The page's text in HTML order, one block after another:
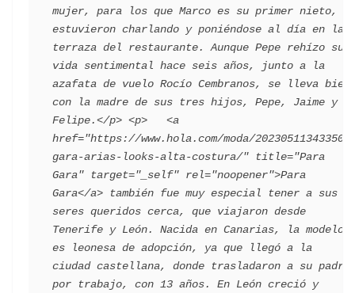
mujer, para los que Marco es su primer nieto,
estuvieron charlando y poniéndose al día en la
terraza del restaurante. Aunque Pepe rehízo su
vida sentimental hace seis años, junto a la
azafata de vuelo Rocío Cembranos, se lleva bien
con la madre de sus tres hijos, Pepe, Jaime y
Felipe.</p> <p>   <a
href="https://www.hola.com/moda/20230511343350/
gara-arias-looks-alta-costura/" title="Para
Gara" target="_self" rel="noopener">Para
Gara</a> también fue muy especial tener a sus
seres queridos cerca, que viajaron desde
Tenerife y León. Nacida en Canarias, la modelo
es leonesa de adopción, ya que llegó a la
ciudad castellana, donde trasladaron a su padre
por trabajo, con 13 años. En León creció y